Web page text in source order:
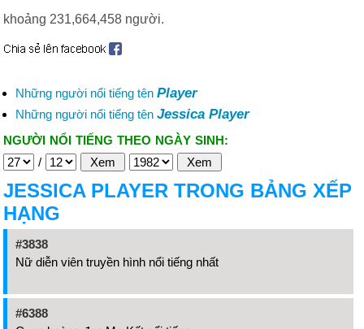
khoảng 231,664,458 người.
Những người nổi tiếng tên Player
Những người nổi tiếng tên Jessica Player
NGƯỜI NỔI TIẾNG THEO NGÀY SINH:
/
JESSICA PLAYER TRONG BẢNG XẾP
HẠNG
#3838
Nữ diễn viên truyền hình nổi tiếng nhất
#6388